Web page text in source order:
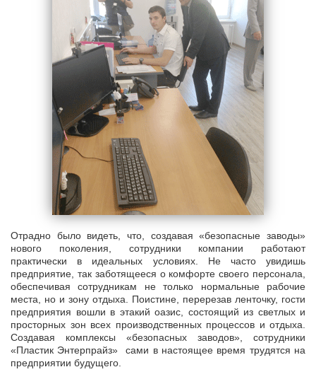
Отрадно было видеть, что, создавая «безопасные заводы»
нового поколения, сотрудники компании работают
практически в идеальных условиях. Не часто увидишь
предприятие, так заботящееся о комфорте своего персонала,
обеспечивая сотрудникам не только нормальные рабочие
места, но и зону отдыха. Поистине, перерезав ленточку, гости
предприятия вошли в этакий оазис, состоящий из светлых и
просторных зон всех производственных процессов и отдыха.
Создавая комплексы «безопасных заводов», сотрудники
«Пластик Энтерпрайз» сами в настоящее время трудятся на
предприятии будущего.